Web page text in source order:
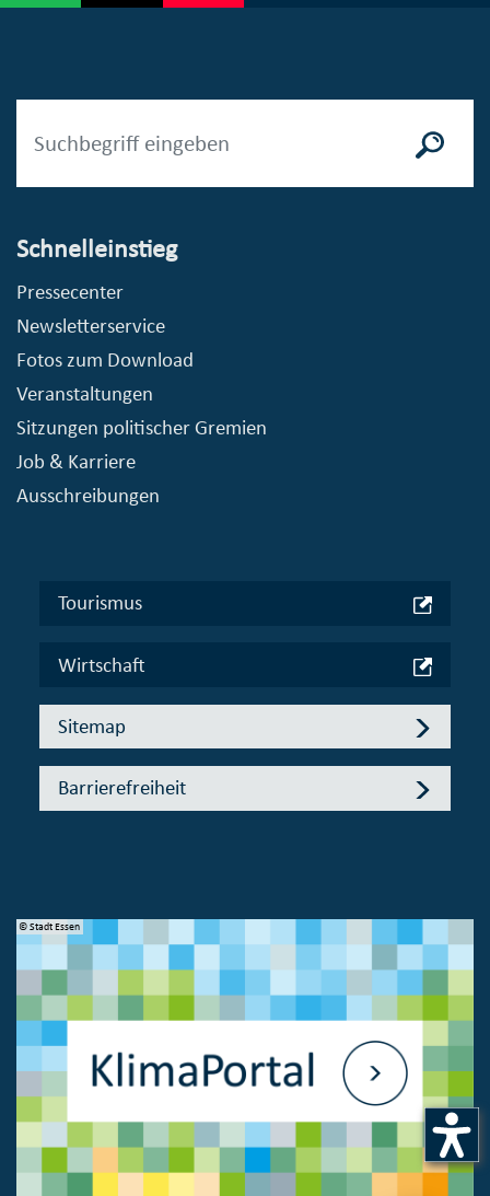
Schnelleinstieg
Pressecenter
Newsletterservice
Fotos zum Download
Veranstaltungen
Sitzungen politischer Gremien
Job & Karriere
Ausschreibungen
Tourismus
Wirtschaft
Sitemap
Barrierefreiheit
© Stadt Essen